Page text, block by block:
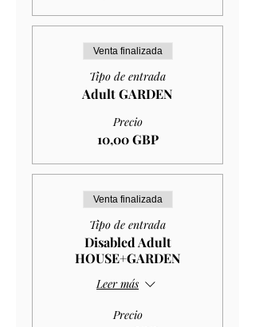
Venta finalizada
Tipo de entrada
Adult GARDEN
Precio
10,00 GBP
Venta finalizada
Tipo de entrada
Disabled Adult
HOUSE+GARDEN
Leer más
Precio